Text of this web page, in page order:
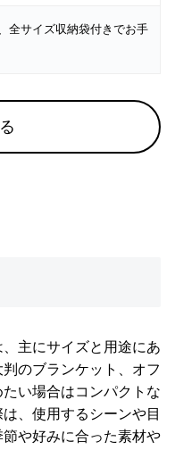
全サイズ収納袋付きでお手
主にサイズと用途にあ
のブランケット、オフ
い場合はコンパクトな
、使用するシーンや目
や好みに合った素材や